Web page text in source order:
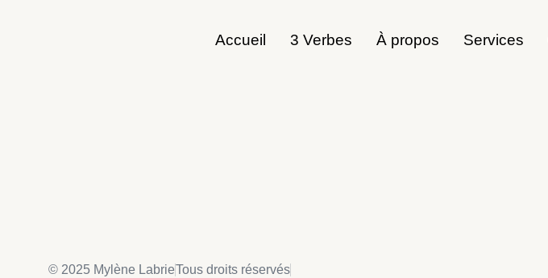
Accueil 3 Verbes À propos Services
Accès rapide
© 2025 Mylène LabrieTous droits réservés